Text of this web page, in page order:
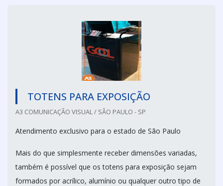
TOTENS PARA EXPOSIÇÃO
A3 COMUNICAÇÃO VISUAL / SÃO PAULO - SP
Atendimento exclusivo para o estado de São Paulo
Mais do que simplesmente receber dimensões variadas,
também é possível que os totens para exposição sejam
formados por acrílico, alumínio ou qualquer outro tipo de